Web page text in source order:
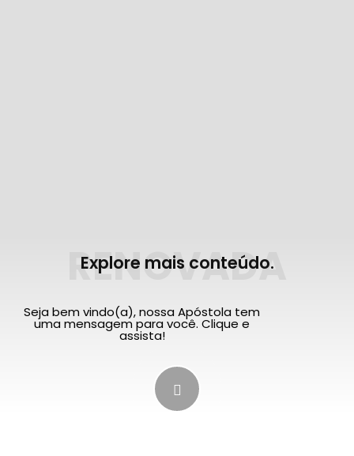
RENOVADA
Explore mais conteúdo.
Seja bem vindo(a), nossa Apóstola tem
uma mensagem para você. Clique e
assista!